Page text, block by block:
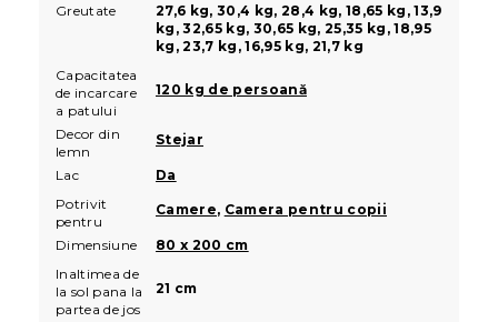
Greutate
27,6 kg, 30,4 kg, 28,4 kg, 18,65 kg, 13,9
kg, 32,65 kg, 30,65 kg, 25,35 kg, 18,95
kg, 23,7 kg, 16,95 kg, 21,7 kg
Capacitatea
de incarcare
a patului
120 kg de persoană
Decor din
lemn
Stejar
Lac
Da
Potrivit
pentru
Camere, Camera pentru copii
Dimensiune
80 x 200 cm
Inaltimea de
la sol pana la
partea de jos
21 cm